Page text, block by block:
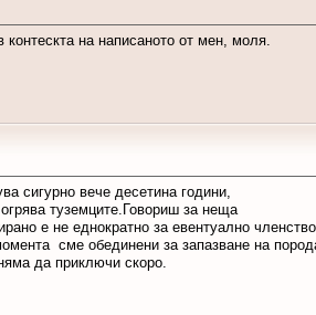
на написаното от мен, моля.
сигурно вече десетина години,
туземците.Говориш за неща
е не еднократно за евентуално
сме обединени за запазване на
да приключи скоро.